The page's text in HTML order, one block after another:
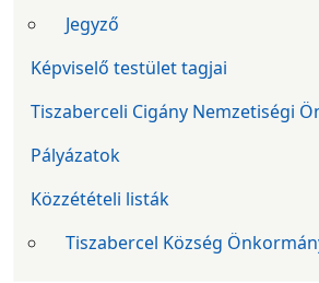
Jegyző
Képviselő testület tagjai
Tiszaberceli Cigány Nemzetiségi
Pályázatok
Közzétételi listák
Tiszabercel Község